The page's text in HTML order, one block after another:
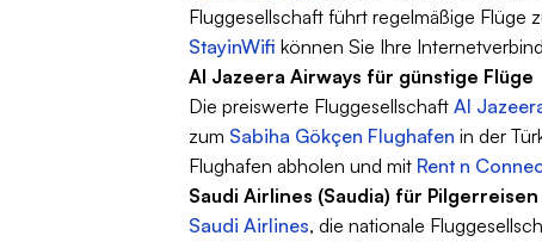
Fluggesellschaft führt regelmäßige Flüge
StayinWifi können Sie Ihre
Al Jazeera Airways für günstige Flüge
Die preiswerte Fluggesellschaft Al
zum Sabiha Gökçen Flughafen in der
Flughafen abholen und mit Rent n
Saudi Airlines (Saudia) für Pilgerreisen
Saudi Airlines, die nationale